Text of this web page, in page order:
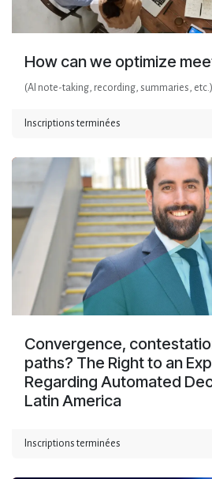
How can we optimize
(AI note-taking, recording, summaries, etc.)
Inscriptions terminées
Convergence,
paths? The Right to an
Regarding Automated
Latin America
Inscriptions terminées